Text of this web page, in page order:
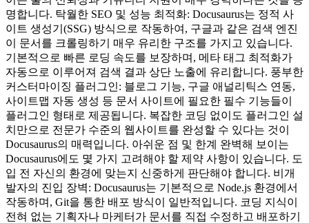
명합니다. 탁월한 SEO 및 성능 최적화: Docusaurus는 정적 사
이트 생성기(SSG) 방식으로 작동하여, 구글과 같은 검색 엔진
이 문서를 크롤링하기 매우 유리한 구조를 가지고 있습니다.
기본적으로 빠른 로딩 속도를 보장하며, 메타 태그 최적화가
자동으로 이루어져 검색 결과 상단 노출에 유리합니다. 풍부한
커스터마이징 플러그인: 블로그 기능, 구글 애널리틱스 연동,
사이트맵 자동 생성 등 문서 사이트에 필요한 필수 기능들이
플러그인 형태로 제공됩니다. 복잡한 코딩 없이도 플러그인 설
치만으로 전문가 수준의 웹사이트를 완성할 수 있다는 것이
Docusaurus의 매력입니다. 아쉬운 점 및 한계 완벽해 보이는
Docusaurus에도 몇 가지 고려해야 할 제약 사항이 있습니다. 도
입 전 자신의 환경에 맞는지 신중하게 판단해야 합니다. 비개
발자의 진입 장벽: Docusaurus는 기본적으로 Node.js 환경에서
작동하며, Git을 통한 배포 방식이 일반적입니다. 코딩 지식이
전혀 없는 기획자나 마케터가 문서를 직접 수정하고 배포하기